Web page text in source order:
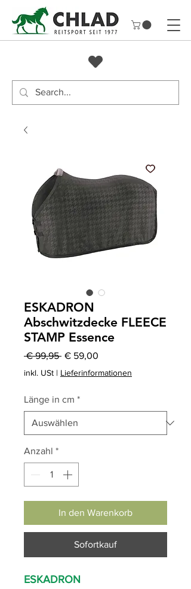
ESKADRON
Abschwitzdecke FLEECE
STAMP Essence
€ 99,95 Standardpreis
€ 59,00
Preis
inkl. USt | Lieferinformationen
Länge in cm *
Anzahl *
In den Warenkorb
Sofortkauf
ESKADRON